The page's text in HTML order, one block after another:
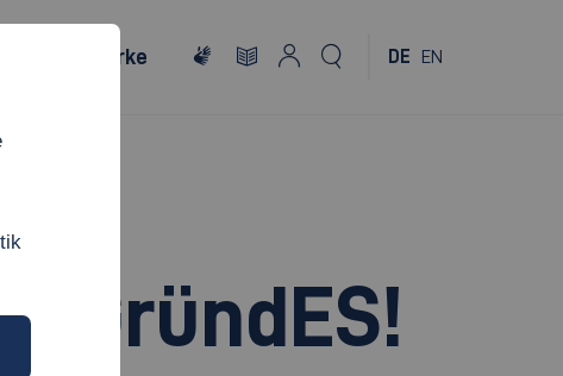
Netzwerke DE EN
GründES!